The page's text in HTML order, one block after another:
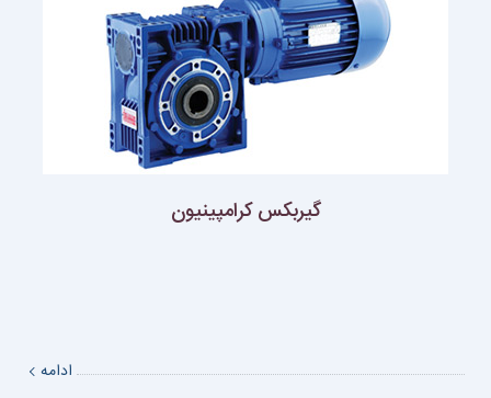
گیربکس کرامپینیون
ادامه